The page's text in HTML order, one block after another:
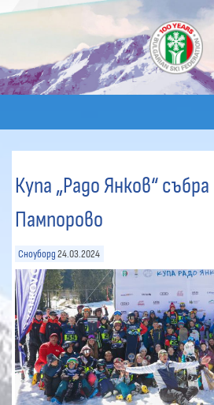
Купа „Радо Янков“
Пампорово
Сноуборд 24.03.2024